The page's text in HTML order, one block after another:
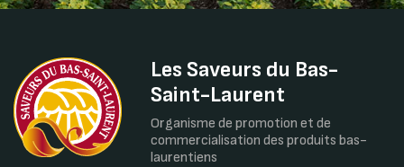
Les Saveurs du Bas-
Saint-Laurent
Organisme de promotion et de
commercialisation des produits bas-
laurentiens